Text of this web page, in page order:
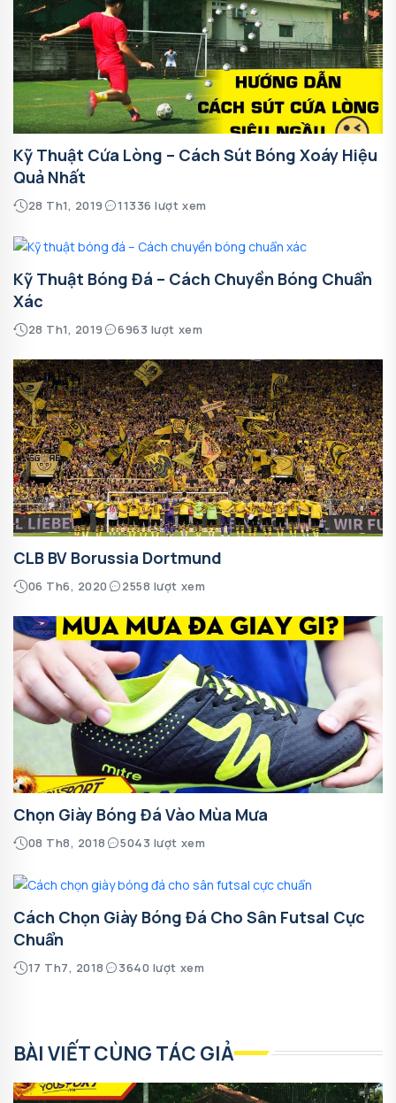
Kỹ Thuật Cứa Lòng – Cách Sút Bóng Xoáy Hiệu
Quả Nhất
28 Th1, 2019 11336 lượt xem
Kỹ Thuật Bóng Đá – Cách Chuyền Bóng Chuẩn
Xác
28 Th1, 2019 6963 lượt xem
CLB BV Borussia Dortmund
06 Th6, 2020 2558 lượt xem
Chọn Giày Bóng Đá Vào Mùa Mưa
08 Th8, 2018 5043 lượt xem
Cách Chọn Giày Bóng Đá Cho Sân Futsal Cực
Chuẩn
17 Th7, 2018 3640 lượt xem
BÀI VIẾT CÙNG TÁC GIẢ